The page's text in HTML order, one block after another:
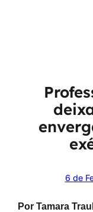
6 de
Por Tamara